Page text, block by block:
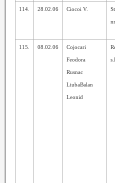
114. 28.02.06 Ciocoi V.
115. 08.02.06 Cojocari
Feodora
Rusnac
LiubaBalan
Leonid